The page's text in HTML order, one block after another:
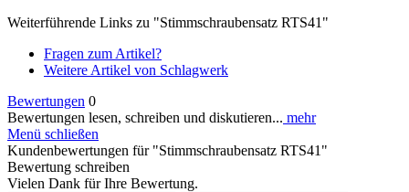
Weiterführende Links zu "Stimmschraubensatz RTS41"
Fragen zum Artikel?
Weitere Artikel von Schlagwerk
Bewertungen 0
Bewertungen lesen, schreiben und diskutieren... mehr
Menü schließen
Kundenbewertungen für "Stimmschraubensatz RTS41"
Bewertung schreiben
Vielen Dank für Ihre Bewertung.